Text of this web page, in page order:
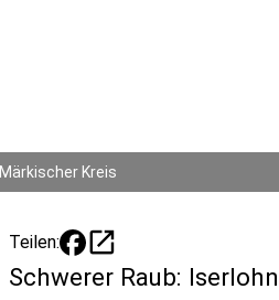
Märkischer Kreis
Teilen: open_in_new
Schwerer Raub: